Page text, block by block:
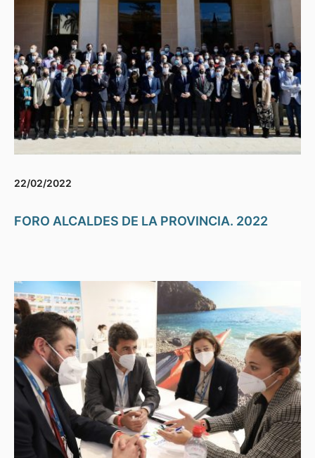
22/02/2022
FORO ALCALDES DE LA PROVINCIA. 2022